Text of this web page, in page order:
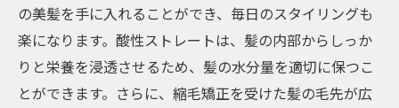
の美髪を手に入れることができ、毎日のスタイリングも
楽になります。酸性ストレートは、髪の内部からしっか
りと栄養を浸透させるため、髪の水分量を適切に保つこ
とができます。さらに、縮毛矯正を受けた髪の毛先が広